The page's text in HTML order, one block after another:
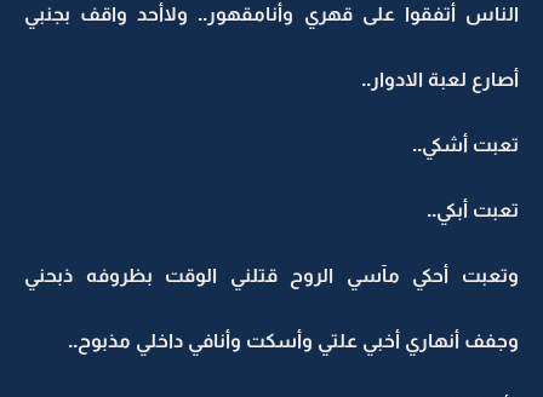
الناس أتفقوا على قهري وأنامقهور.. ولاأحد واقف بجنبي
أصارع لعبة الادوار..
تعبت أشكي..
تعبت أبكي..
وتعبت أحكي مآسي الروح قتلني الوقت بظروفه ذبحني
وجفف أنهاري أخبي علتي وأسكت وأنافي داخلي مذبوح..